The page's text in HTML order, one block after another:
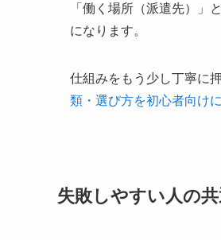
「働く場所（派遣先）」
になります。
仕組みをもう少し丁寧に
類・選び方を初心者向け
失敗しやすい人の